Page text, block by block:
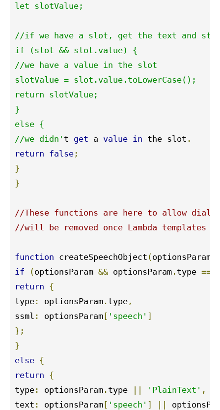
let slotValue;
//if we have a slot, get the text and
if (slot && slot.value) {
//we have a value in the slot
slotValue = slot.value.toLowerCase();
return slotValue;
}
else {
//we didn' t get a value in the slot .
return false ;
}
}
//These functions are here to allow
//will be removed once Lambda templates
function createSpeechObject (optionsParam
if
(optionsParam && optionsParam . type ===
return {
type : optionsParam . type ,
ssml : optionsParam[ 'speech' ]
};
}
else {
return {
type : optionsParam . type || 'PlainText' ,
text : optionsParam[ 'speech' ]
||